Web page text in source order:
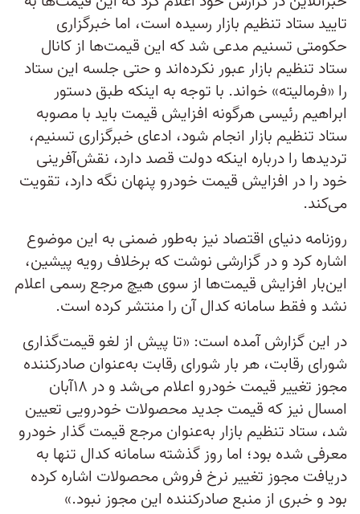
تایید ستاد تنظیم بازار رسیده است، اما خبرگزاری
حکومتی تسنیم مدعی شد که این قیمت‌ها از کانال
ستاد تنظیم بازار عبور نکرده‌اند و حتی جلسه این ستاد
را «فرمالیته» خواند. با توجه به اینکه طبق دستور
ابراهیم رئیسی هرگونه افزایش قیمت باید با مصوبه
ستاد تنظیم بازار انجام شود، ادعای خبرگزاری تسنیم،
تردیدها را درباره اینکه دولت قصد دارد، نقش‌آفرینی
خود را در افزایش قیمت خودرو پنهان نگه دارد، تقویت
می‌کند.
روزنامه دنیای اقتصاد نیز به‌طور ضمنی به این موضوع
اشاره کرد و در گزارشی نوشت که برخلاف رویه پیشین،
این‌بار افزایش قیمت‌ها از سوی هیچ مرجع رسمی اعلام
نشد و فقط سامانه کدال آن را منتشر کرده است.
در این گزارش آمده است: «تا پیش از لغو قیمت‌گذاری
شورای رقابت، هر بار شورای رقابت به‌عنوان صادر‌کننده
مجوز تغییر قیمت خودرو اعلام می‌شد و در ۱۸آبان
امسال نیز که قیمت جدید محصولات خودرویی تعیین
شد، ستاد تنظیم بازار به‌عنوان مرجع قیمت گذار خودرو
معرفی شده بود؛ اما روز گذشته سامانه کدال تنها به
دریافت مجوز تغییر نرخ فروش محصولات اشاره کرده
بود و خبری از منبع صادر‌کننده این مجوز نبود.»